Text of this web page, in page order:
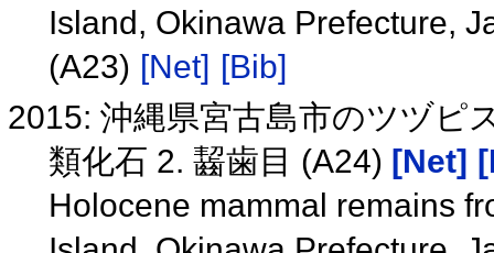
Island, Okinawa Prefecture,
(A23) [Net] [Bib]
2015: 沖縄県宮古島市のツヅピ
類化石 2. 齧歯目 (A24) [Net]
Holocene mammal remains